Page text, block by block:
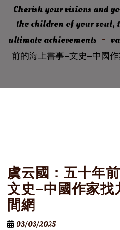
Cherish your visions and
the children of your soul,
ultimate achievements
前的海上書事–文史–中國
虞云國：五十年
文史–中國作家找
間網
03/03/2025